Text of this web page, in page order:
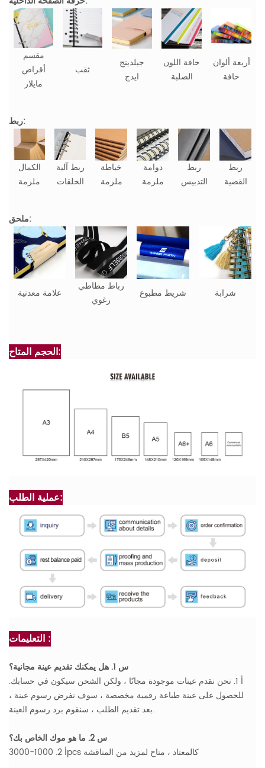
مقسم
أقراص
مايلار
ثقب
جيلدينج
ايدج
حافة اللون
الصلبة
أربعة ألوان
حافة
ربط:
الكمال
ملزمة
ربط آلية
الحلقات
خياطة
ملزمة
دوامة
ملزمة
ربط
التدبيس
ربط
القضية
ملحق:
علامة معدنية
رباط مطاطي
رغوي
شريط مطبوع شرابة
الحجم المتاح:
عملية الطلب:
التعليمات :
س 1. هل يمكنك تقديم عينة مجانية؟
أ 1. نحن نقدم عينات موجودة مجانًا ، ولكن الشحن سيكون في حسابك.
للحصول على عينة طباعة رقمية مخصصة ، سوف نفرض رسوم عينة ،
بعد تقديم الطلب ، سنقوم برد رسوم العينة.
س 2. ما هو موك الخاص بك؟
أ 2. 1000-3000pcs كالمعتاد ، متاح لمزيد من المناقشة